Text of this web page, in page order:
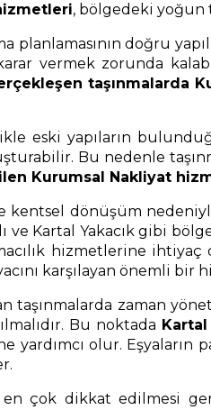
, bölgedeki yoğun
planlamasının doğru
vermek zorunda
taşınmalarda
eski yapıların
Bu nedenle
Kurumsal Nakliyat
kentsel dönüşüm
ve Kartal Yakacık gibi
hizmetlerine
karşılayan önemli
taşınmalarda zaman
Bu noktada
yardımcı olur.
en çok dikkat edilmesi